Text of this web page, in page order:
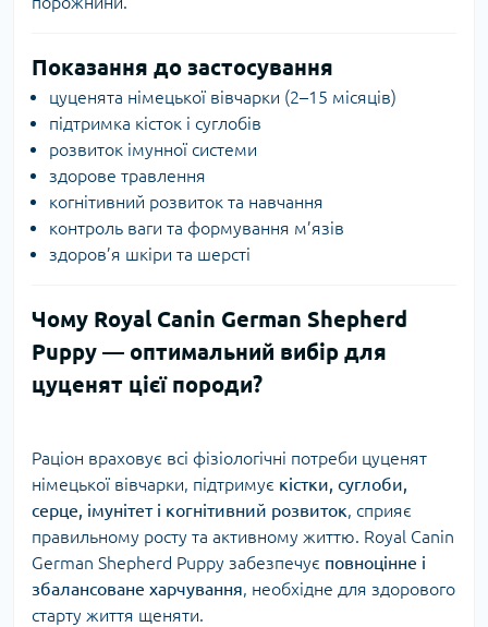
Показання до застосування
цуценята німецької вівчарки (2–15 місяців)
підтримка кісток і суглобів
розвиток імунної системи
здорове травлення
когнітивний розвиток та навчання
контроль ваги та формування м’язів
здоров’я шкіри та шерсті
Чому Royal Canin German Shepherd
Puppy — оптимальний вибір для
цуценят цієї породи?
Раціон враховує всі фізіологічні потреби цуценят
німецької вівчарки, підтримує кістки, суглоби,
серце, імунітет і когнітивний розвиток, сприяє
правильному росту та активному життю. Royal Canin
German Shepherd Puppy забезпечує повноцінне і
збалансоване харчування, необхідне для здорового
старту життя щеняти.